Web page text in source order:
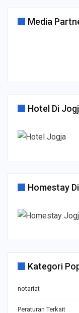
Media
Hotel Di
Homestay
Kategori
notariat
Peraturan Terkait